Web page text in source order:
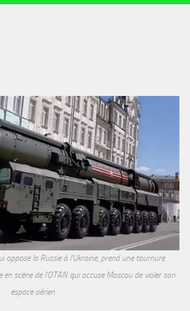
oppose la Russie à l'Ukraine, prend une tournure
scène de l'OTAN qui accuse Moscou de violer son
espace aérien